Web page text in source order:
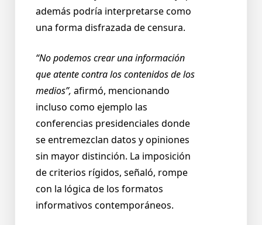
además podría interpretarse como
una forma disfrazada de censura.
“No podemos crear una información
que atente contra los contenidos de los
medios”, afirmó, mencionando
incluso como ejemplo las
conferencias presidenciales donde
se entremezclan datos y opiniones
sin mayor distinción. La imposición
de criterios rígidos, señaló, rompe
con la lógica de los formatos
informativos contemporáneos.